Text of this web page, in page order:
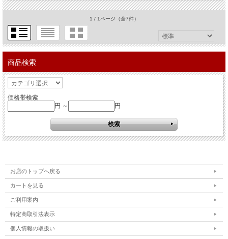
1 / 1ページ （全7件）
商品検索
価格帯検索
円 ～
円
お店のトップへ戻る
カートを見る
ご利用案内
特定商取引法表示
個人情報の取扱い